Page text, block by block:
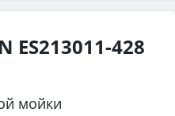
ES213011-428
мойки